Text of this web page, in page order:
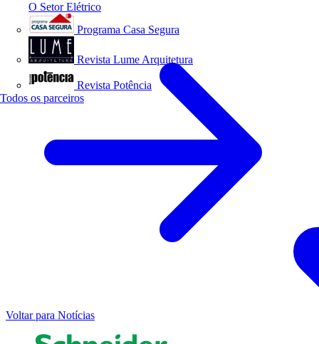
O Setor Elétrico
Programa Casa Segura
Revista Lume Arquitetura
Revista Potência
Todos os parceiros
Voltar para Notícias